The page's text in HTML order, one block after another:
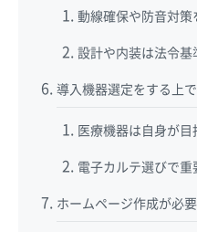
動線確保や防音対策
設計や内装は法令基
導入機器選定をする上
医療機器は自身が
電子カルテ選びで重
ホームページ作成が必